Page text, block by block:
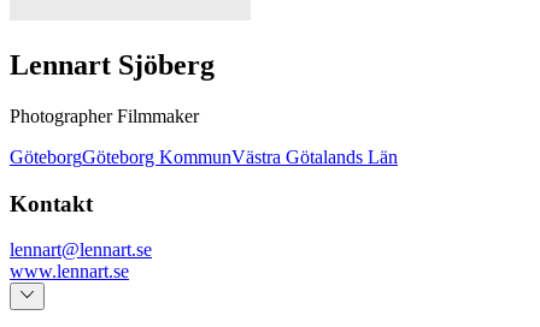
Lennart Sjöberg
Photographer Filmmaker
GöteborgGöteborg KommunVästra Götalands Län
Kontakt
lennart@lennart.se
www.lennart.se